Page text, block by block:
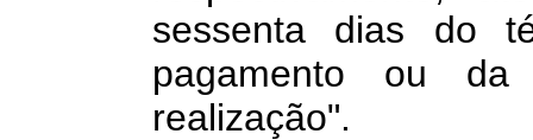
sessenta dias do
pagamento ou
realização".